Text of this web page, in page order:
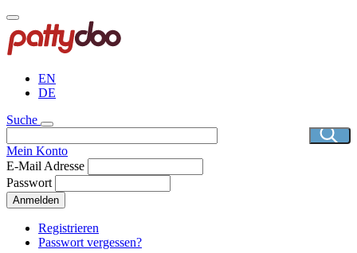
Direkt
zum
Inhalt
EN
DE
Suche
Mein Konto
E-Mail Adresse
Passwort
Anmelden
Registrieren
Passwort vergessen?